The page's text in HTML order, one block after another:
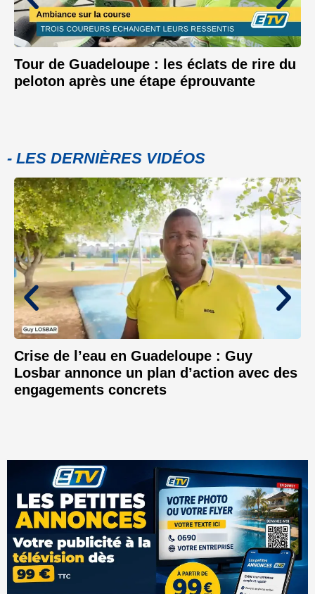
Tour de Guadeloupe : les éclats de rire du
peloton après une étape éprouvante
- LES DERNIÈRES VIDÉOS
Crise de l’eau en Guadeloupe : Guy
Losbar annonce un plan d’action avec des
engagements concrets